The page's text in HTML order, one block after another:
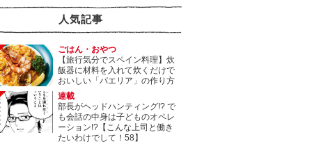
人気記事
ごはん・おやつ
【旅行気分でスペイン料理】炊
飯器に材料を入れて炊くだけで
おいしい「パエリア」の作り方
連載
部長がヘッドハンティング!? で
も会話の中身は子どものオペレ
ーション!?【こんな上司と働き
たいわけでして！58】